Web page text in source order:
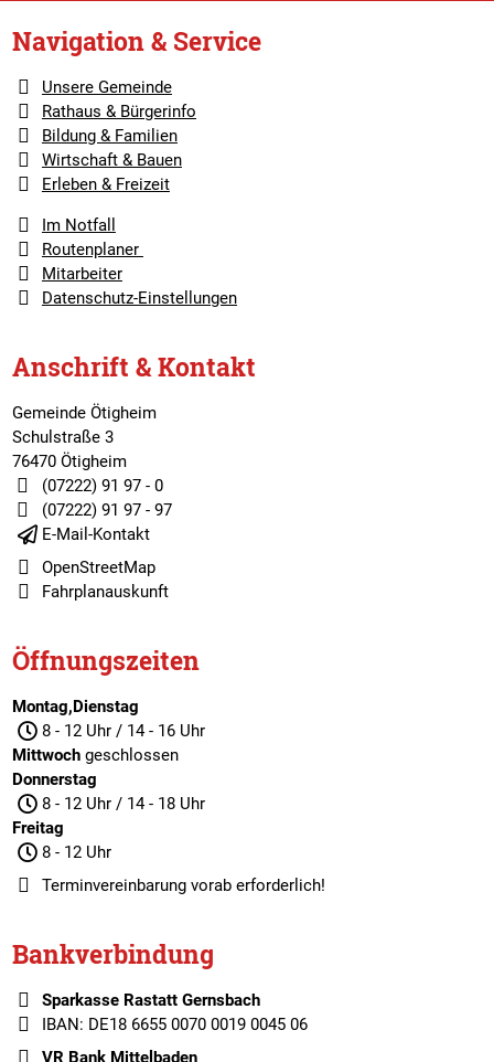
Navigation & Service
Unsere Gemeinde
Rathaus & Bürgerinfo
Bildung & Familien
Wirtschaft & Bauen
Erleben & Freizeit
Im Notfall
Routenplaner
Mitarbeiter
Datenschutz-Einstellungen
Anschrift & Kontakt
Gemeinde Ötigheim
Schulstraße 3
76470 Ötigheim
(07222) 91 97 - 0
(07222) 91 97 - 97
E-Mail-Kontakt
OpenStreetMap
Fahrplanauskunft
Öffnungszeiten
Montag,Dienstag
8 - 12 Uhr / 14 - 16 Uhr
Mittwochgeschlossen
Donnerstag
8 - 12 Uhr / 14 - 18 Uhr
Freitag
8 - 12 Uhr
Terminvereinbarungvorab erforderlich!
Bankverbindung
Sparkasse Rastatt Gernsbach
IBAN: DE18 6655 0070 0019 0045 06
VR Bank Mittelbaden